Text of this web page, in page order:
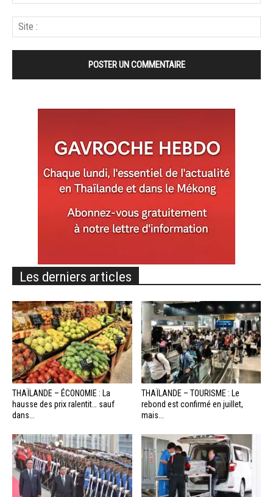
Les derniers articles
THAÏLANDE – ÉCONOMIE : La
hausse des prix ralentit… sauf
dans...
THAÏLANDE – TOURISME : Le
rebond est confirmé en juillet,
mais...